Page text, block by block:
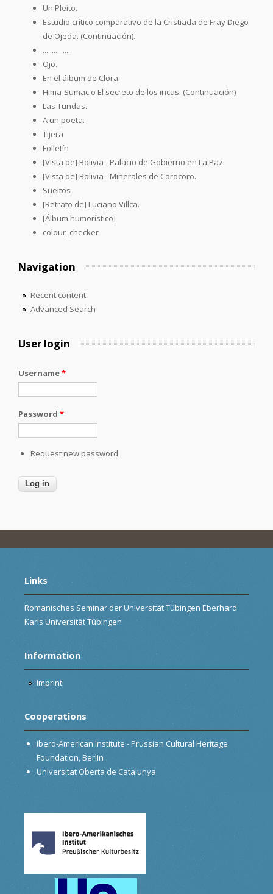
Un Pleito.
Estudio crítico comparativo de la Cristiada de Fray Diego
de Ojeda. (Continuación).
...............
Ojo.
En el álbum de Clora.
Hima-Sumac o El secreto de los incas. (Continuación)
Las Tundas.
A un poeta.
Tijera
Folletín
[Vista de] Bolivia - Palacio de Gobierno en La Paz.
[Vista de] Bolivia - Minerales de Corocoro.
Sueltos
[Retrato de] Luciano Villca.
[Álbum humorístico]
colour_checker
Navigation
Recent content
Advanced Search
User login
Username*
Password *
Request new password
Links
Romanisches Seminar der Universität Tübingen Eberhard
Karls Universität Tübingen
Information
Imprint
Cooperations
Ibero-American Institute - Prussian Cultural Heritage
Foundation, Berlin
Universitat Oberta de Catalunya